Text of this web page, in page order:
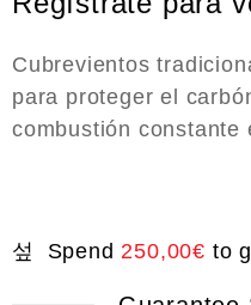
e
0
u
t
o
Cubrevientos
para proteger el
combustión constante
Spend 250,00€ to